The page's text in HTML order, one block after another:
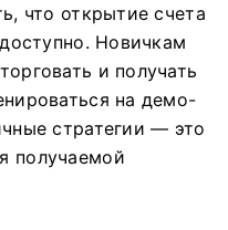
что открытие счета
Новичкам
и получать
на демо-
стратегии — это
получаемой